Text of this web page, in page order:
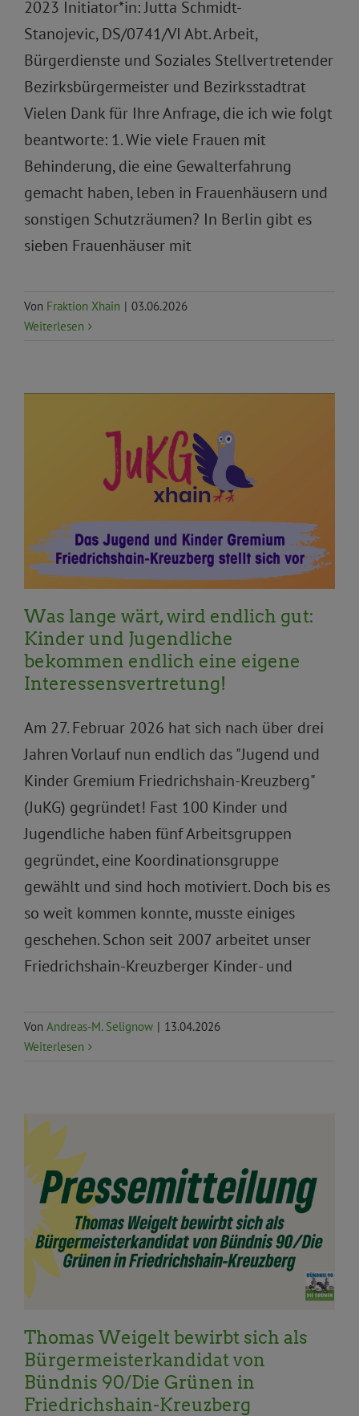
2023 Initiator*in: Jutta Schmidt-
Stanojevic, DS/0741/VI Abt. Arbeit,
Bürgerdienste und Soziales Stellvertretender
Bezirksbürgermeister und Bezirksstadtrat
Vielen Dank für Ihre Anfrage, die ich wie folgt
beantworte: 1. Wie viele Frauen mit
Behinderung, die eine Gewalterfahrung
gemacht haben, leben in Frauenhäusern und
sonstigen Schutzräumen? In Berlin gibt es
sieben Frauenhäuser mit
Von Fraktion Xhain | 03.06.2026
Weiterlesen
Allgemein BVV Demokratie und
Bürger*innenbeteiligung
Familien, Kinder,
Senior*innen Kinder, Jugend und Senior*innen
Was lange wärt, wird endlich gut:
Kinder und Jugendliche
bekommen endlich eine eigene
Interessensvertretung!
Am 27. Februar 2026 hat sich nach über drei
Jahren Vorlauf nun endlich das "Jugend und
Kinder Gremium Friedrichshain-Kreuzberg"
(JuKG) gegründet! Fast 100 Kinder und
Jugendliche haben fünf Arbeitsgruppen
gegründet, eine Koordinationsgruppe
gewählt und sind hoch motiviert. Doch bis es
so weit kommen konnte, musste einiges
geschehen. Schon seit 2007 arbeitet unser
Friedrichshain-Kreuzberger Kinder- und
Von Andreas-M. Selignow | 13.04.2026
Weiterlesen
Aktuelles Allgemein BVV
Neues aus dem
Kreisverband Pressemitteilungen Priorität
Topnews Wahl
Thomas Weigelt bewirbt sich als
Bürgermeisterkandidat von
Bündnis 90/Die Grünen in
Friedrichshain-Kreuzberg